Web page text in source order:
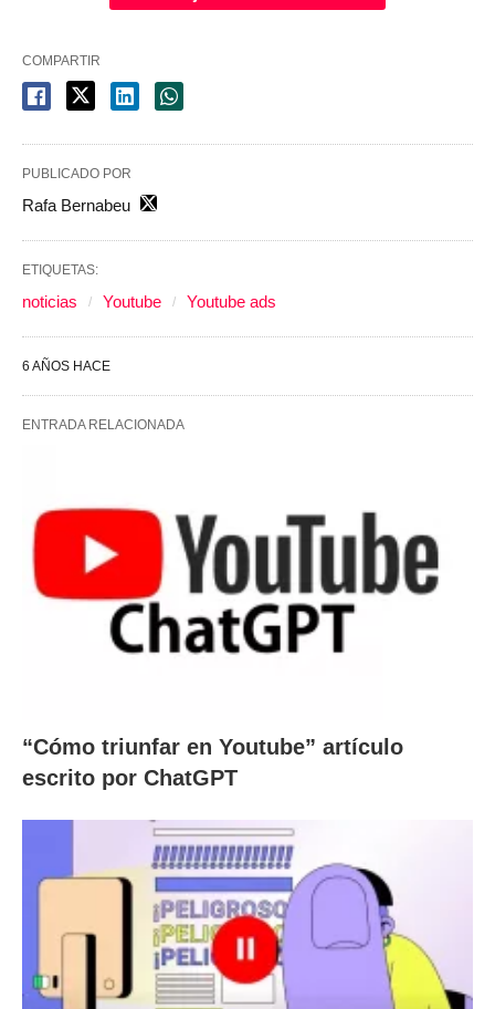
COMPARTIR
PUBLICADO POR
Rafa Bernabeu
ETIQUETAS:
noticias Youtube Youtube ads
6 AÑOS HACE
ENTRADA RELACIONADA
“Cómo triunfar en Youtube” artículo
escrito por ChatGPT